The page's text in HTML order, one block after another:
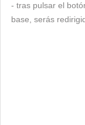
- tras pulsar el
base, serás